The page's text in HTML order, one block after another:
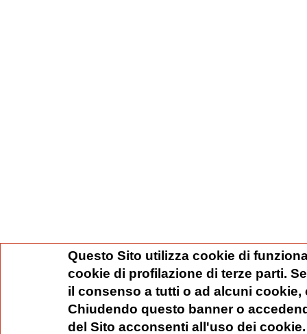
Questo Sito utilizza cookie di
cookie di profilazione di terze parti.
il consenso a tutti o ad alcuni
Chiudendo questo banner o
del Sito acconsenti all'uso dei cookie.